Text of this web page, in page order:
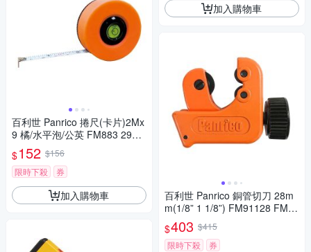
百利世 Panrico 捲尺(卡片)2Mx
9 橘/水平泡/公英 FM883 293L
C FM883-293LC
$152 $156
限時下殺
券
加入購物車
加入購物車
百利世 Panrico 銅管切刀 28m
m(1/8” 1 1/8”) FM91128 FM91
128
$403 $415
限時下殺
券